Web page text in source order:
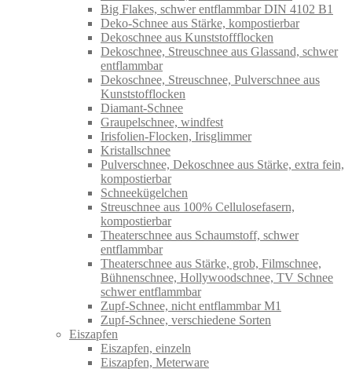
Big Flakes, schwer entflammbar DIN 4102 B1
Deko-Schnee aus Stärke, kompostierbar
Dekoschnee aus Kunststoffflocken
Dekoschnee, Streuschnee aus Glassand, schwer
entflammbar
Dekoschnee, Streuschnee, Pulverschnee aus
Kunststofflocken
Diamant-Schnee
Graupelschnee, windfest
Irisfolien-Flocken, Irisglimmer
Kristallschnee
Pulverschnee, Dekoschnee aus Stärke, extra fein,
kompostierbar
Schneekügelchen
Streuschnee aus 100% Cellulosefasern,
kompostierbar
Theaterschnee aus Schaumstoff, schwer
entflammbar
Theaterschnee aus Stärke, grob, Filmschnee,
Bühnenschnee, Hollywoodschnee, TV Schnee
schwer entflammbar
Zupf-Schnee, nicht entflammbar M1
Zupf-Schnee, verschiedene Sorten
Eiszapfen
Eiszapfen, einzeln
Eiszapfen, Meterware